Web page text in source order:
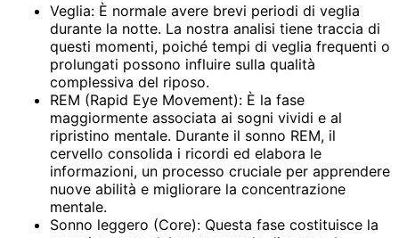
Veglia: È normale avere brevi periodi di veglia
durante la notte. La nostra analisi tiene traccia di
questi momenti, poiché tempi di veglia frequenti o
prolungati possono influire sulla qualità
complessiva del riposo.
REM (Rapid Eye Movement): È la fase
maggiormente associata ai sogni vividi e al
ripristino mentale. Durante il sonno REM, il
cervello consolida i ricordi ed elabora le
informazioni, un processo cruciale per apprendere
nuove abilità e migliorare la concentrazione
mentale.
Sonno leggero (Core): Questa fase costituisce la